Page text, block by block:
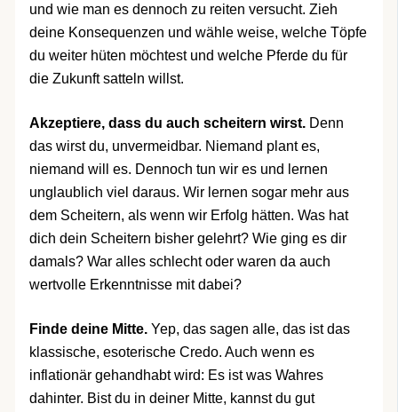
und wie man es dennoch zu reiten versucht. Zieh
deine Konsequenzen und wähle weise, welche Töpfe
du weiter hüten möchtest und welche Pferde du für
die Zukunft satteln willst.
Akzeptiere, dass du auch scheitern wirst. Denn
das wirst du, unvermeidbar. Niemand plant es,
niemand will es. Dennoch tun wir es und lernen
unglaublich viel daraus. Wir lernen sogar mehr aus
dem Scheitern, als wenn wir Erfolg hätten. Was hat
dich dein Scheitern bisher gelehrt? Wie ging es dir
damals? War alles schlecht oder waren da auch
wertvolle Erkenntnisse mit dabei?
Finde deine Mitte.Yep, das sagen alle, das ist das
klassische, esoterische Credo. Auch wenn es
inflationär gehandhabt wird: Es ist was Wahres
dahinter. Bist du in deiner Mitte, kannst du gut